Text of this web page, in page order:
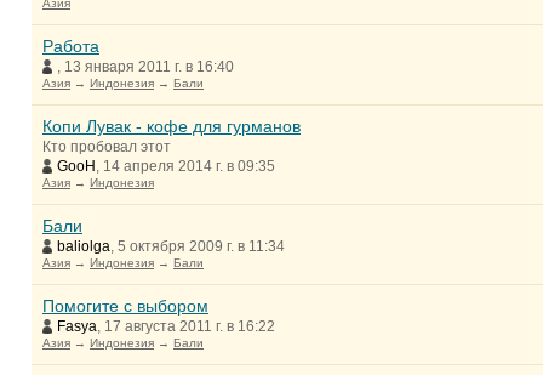
Азия
Работа
, 13 января 2011 г. в 16:40
Азия → Индонезия → Бали
Копи Лувак - кофе для гурманов
Кто пробовал этот
GooH , 14 апреля 2014 г. в 09:35
Азия → Индонезия
Бали
baliolga, 5 октября 2009 г. в 11:34
Азия → Индонезия → Бали
Помогите с выбором
Fasya, 17 августа 2011 г. в 16:22
Азия → Индонезия → Бали